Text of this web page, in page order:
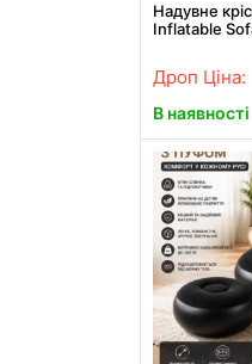
Надувне
Inflatable
Дроп Ціна:
В наявності